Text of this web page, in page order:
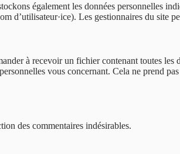
également les données personnelles
d’utilisateur·ice). Les gestionnaires du site
à recevoir un fichier contenant toutes
vous concernant. Cela ne prend
des commentaires indésirables.